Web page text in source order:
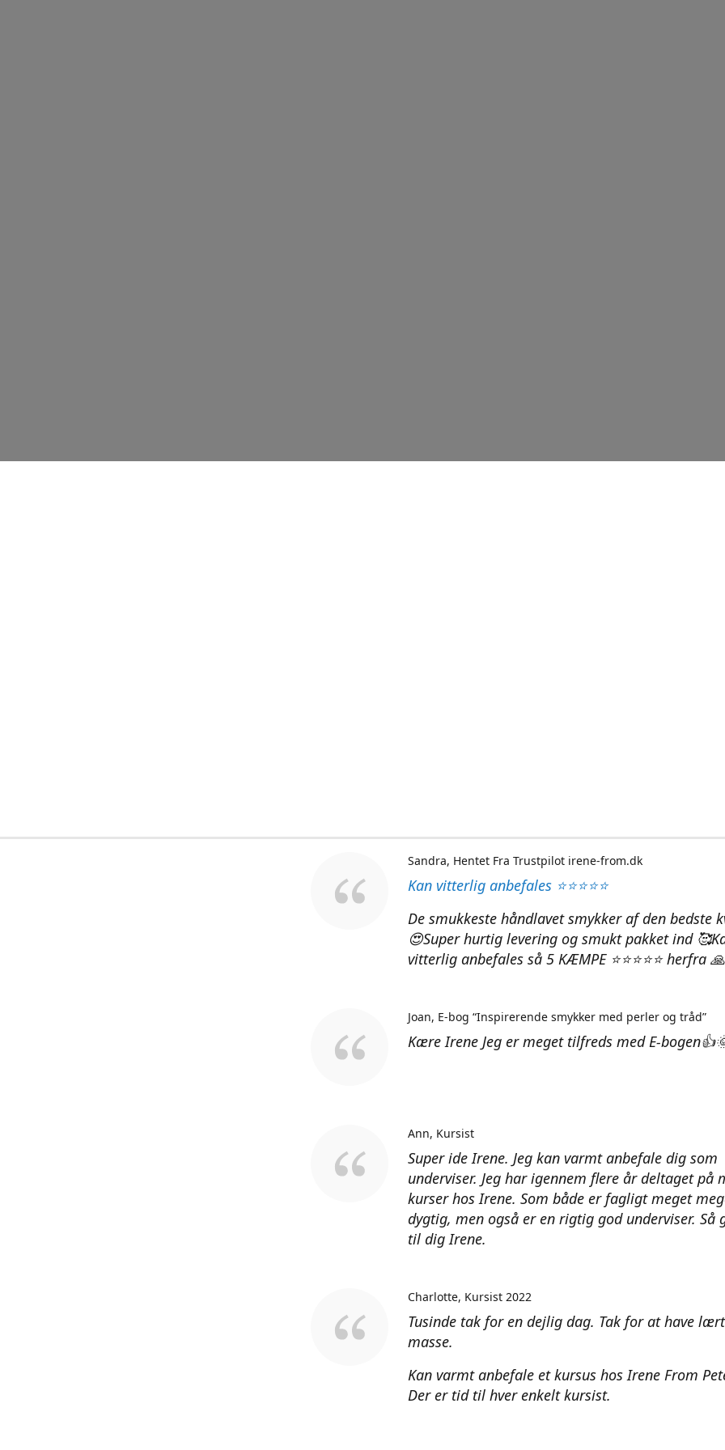
Kan vitterlig anbefales ⭐⭐⭐⭐⭐
De smukkeste håndlavet smykker af den bedste
😍Super hurtig levering og smukt pakket ind
vitterlig anbefales så 5 KÆMPE ⭐⭐⭐⭐⭐ herfra 🙏
Sandra Hentet Fra Trustpilot irene-from.dk
Kære Irene Jeg er meget tilfreds med E-
Joan E-bog “Inspirerende smykker med perler og tråd”
Super ide Irene. Jeg kan varmt anbefale dig som
underviser. Jeg har igennem flere år deltaget på
kurser hos Irene. Som både er fagligt meget
dygtig, men også er en rigtig god underviser. Så
til dig Irene.
Ann Kursist
Tusinde tak for en dejlig dag. Tak for at have
masse.
Kan varmt anbefale et kursus hos Irene From
Der er tid til hver enkelt kursist.
Charlotte Kursist 2022